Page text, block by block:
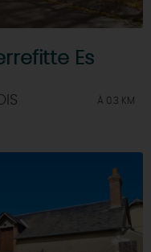
Es
À 0.3 KM